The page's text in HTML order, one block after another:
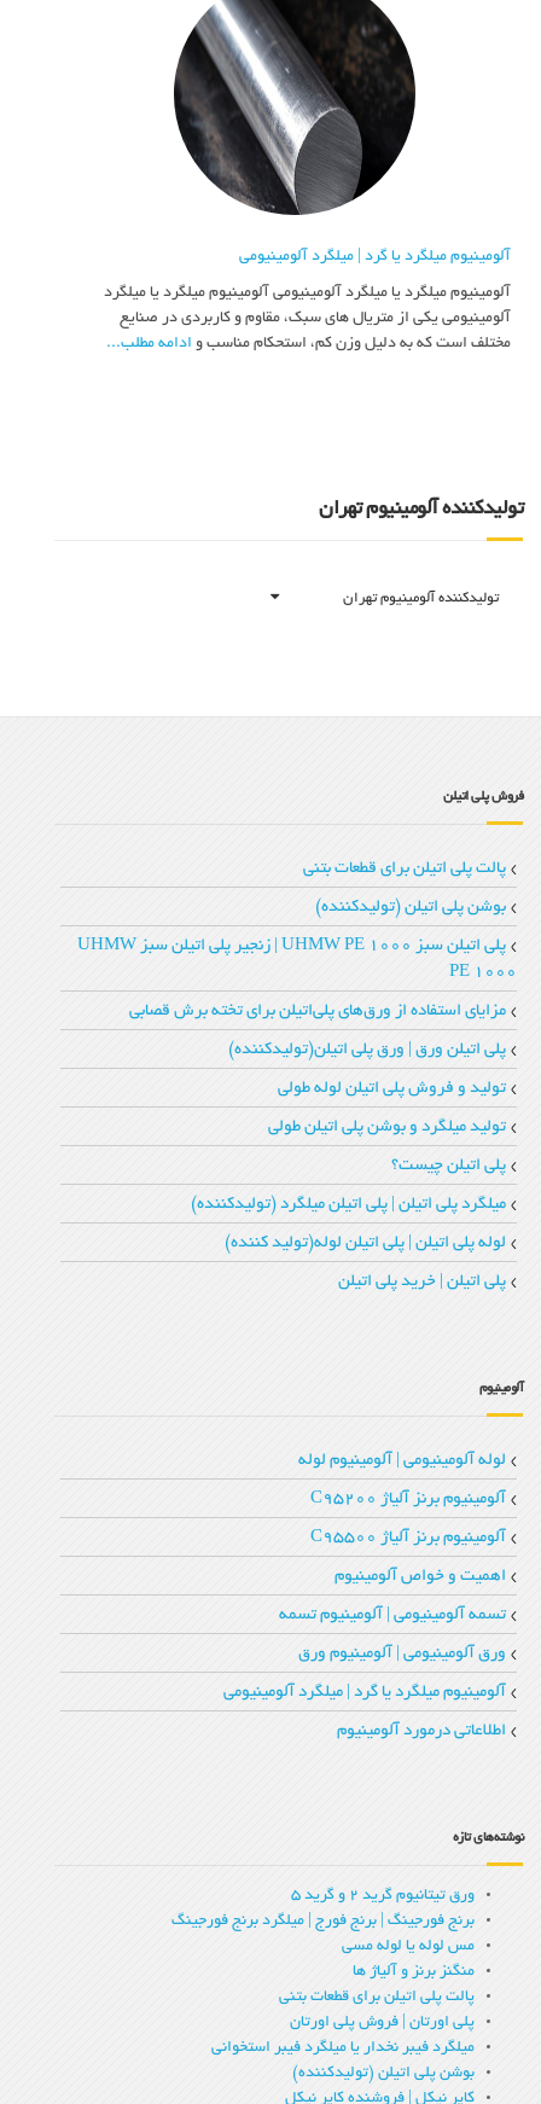
آلومینیوم میلگرد یا گرد | میلگرد آلومینیومی
آلومینیوم میلگرد یا میلگرد آلومینیومی آلومینیوم میلگرد یا میلگرد
آلومینیومی یکی از متریال های سبک، مقاوم و کاربردی در صنایع
مختلف است که به دلیل وزن کم، استحکام مناسب و ادامه مطلب...
تولیدکننده آلومینیوم تهران
تولیدکننده آلومینیوم تهران
فروش پلی اتیلن
پالت پلی اتیلن برای قطعات بتنی
بوشن پلی اتیلن (تولیدکننده)
پلی اتیلن سبز UHMW PE 1000 | زنجیر پلی‌ اتیلن سبز UHMW
PE 1000
مزایای استفاده از ورق‌های پلی‌اتیلن برای تخته‌ برش قصابی
پلی اتیلن ورق | ورق پلی اتیلن(تولیدکننده)
تولید و فروش پلی اتیلن لوله طولی
تولید میلگرد و بوشن پلی اتیلن طولی
پلی اتیلن چیست؟
میلگرد پلی اتیلن | پلی اتیلن میلگرد (تولیدکننده)
لوله پلی اتیلن | پلی اتیلن لوله(تولید کننده)
پلی اتیلن | خرید پلی اتیلن
آلومینیوم
لوله آلومینیومی | آلومینیوم لوله
آلومینیوم برنز آلیاژ C95200
آلومینیوم برنز آلیاژ C95500
اهمیت و خواص آلومینیوم
تسمه آلومینیومی | آلومینیوم تسمه
ورق آلومینیومی | آلومینیوم ورق
آلومینیوم میلگرد یا گرد | میلگرد آلومینیومی
اطلاعاتی درمورد آلومینیوم
نوشته‌های تازه
ورق تیتانیوم گرید 2 و گرید 5
برنج فورجینگ | برنج فورج | میلگرد برنج فورجینگ
مس لوله یا لوله مسی
منگنز برنز و آلیاژ ها
پالت پلی اتیلن برای قطعات بتنی
پلی اورتان | فروش پلی اورتان
میلگرد فیبر نخدار یا میلگرد فیبر استخوانی
بوشن پلی اتیلن (تولیدکننده)
کاپر نیکل | فروشنده کاپر نیکل